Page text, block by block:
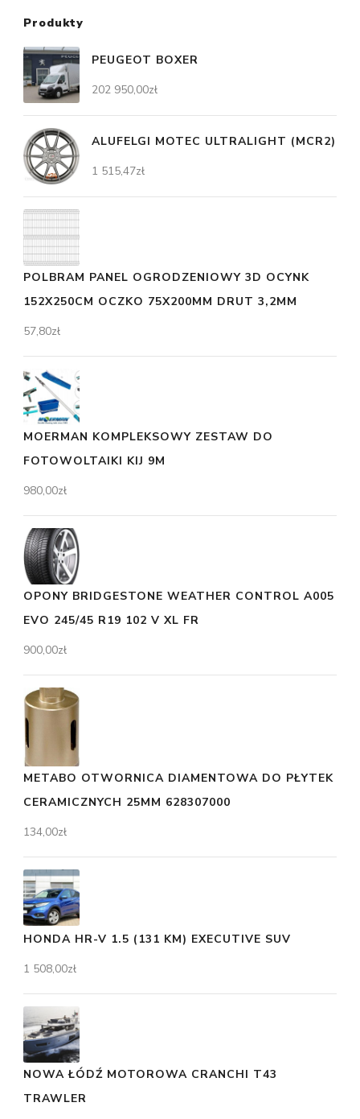
Produkty
PEUGEOT BOXER
202 950,00zł
ALUFELGI MOTEC ULTRALIGHT (MCR2)
1 515,47zł
POLBRAM PANEL OGRODZENIOWY 3D OCYNK
152X250CM OCZKO 75X200MM DRUT 3,2MM
57,80zł
MOERMAN KOMPLEKSOWY ZESTAW DO
FOTOWOLTAIKI KIJ 9M
980,00zł
OPONY BRIDGESTONE WEATHER CONTROL A005
EVO 245/45 R19 102 V XL FR
900,00zł
METABO OTWORNICA DIAMENTOWA DO PŁYTEK
CERAMICZNYCH 25MM 628307000
134,00zł
HONDA HR-V 1.5 (131 KM) EXECUTIVE SUV
1 508,00zł
NOWA ŁÓDŹ MOTOROWA CRANCHI T43
TRAWLER